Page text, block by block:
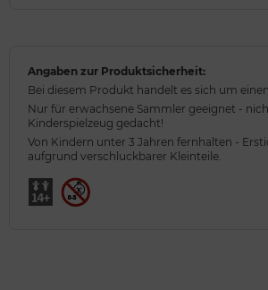
Angaben zur Produktsicherheit:
Bei diesem Produkt handelt es sich um
Nur für erwachsene Sammler geeignet -
Kinderspielzeug gedacht!
Von Kindern unter 3 Jahren fernhalten -
aufgrund verschluckbarer Kleinteile.